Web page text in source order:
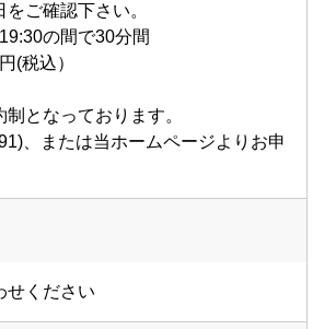
をご確認下さい。
の間で30分間
(税込）
となっております。
、または当ホームページよりお申
せください